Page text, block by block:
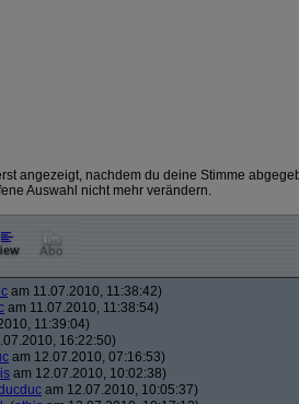
angezeigt, nachdem du deine Stimme
Auswahl nicht mehr verändern.
am 11.07.2010, 11:38:42)
am 11.07.2010, 11:38:54)
11:39:04)
16:22:50)
am 12.07.2010, 07:16:53)
am 12.07.2010, 10:02:38)
am 12.07.2010, 10:05:37)